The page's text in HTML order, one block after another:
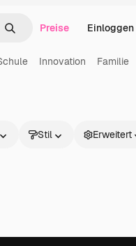
Bild suchen
SuchenPreise Einloggen
Innovation Familie
Stil Erweitert